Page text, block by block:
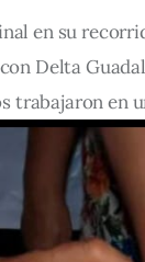
en su
Delta
trabajaron en